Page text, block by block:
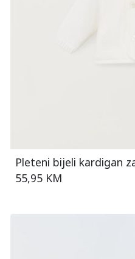
Pleteni bijeli kardigan
55,95 KM